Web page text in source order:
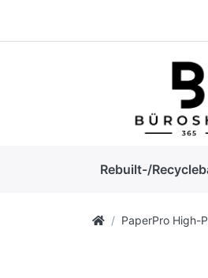
Rebuilt-/
PaperPro High-